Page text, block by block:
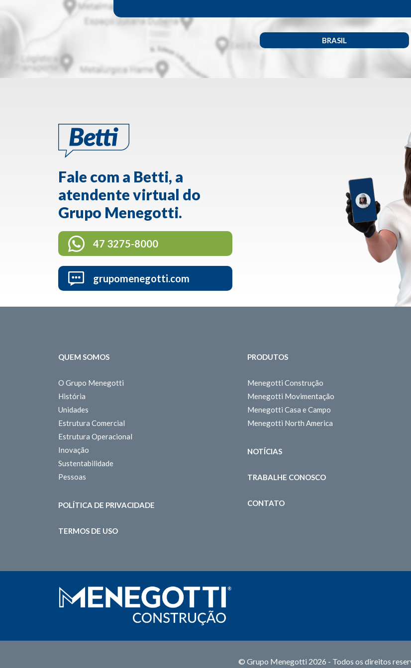
BRASIL
Fale com a Betti, a
atendente virtual do
Grupo Menegotti.
47 3275-8000
grupomenegotti.com
QUEM SOMOS
O Grupo Menegotti
História
Unidades
Estrutura Comercial
Estrutura Operacional
Inovação
Sustentabilidade
Pessoas
POLÍTICA DE PRIVACIDADE
TERMOS DE USO
PRODUTOS
Menegotti Construção
Menegotti Movimentação
Menegotti Casa e Campo
Menegotti North America
NOTÍCIAS
TRABALHE CONOSCO
CONTATO
© Grupo Menegotti 2026 - Todos os direitos